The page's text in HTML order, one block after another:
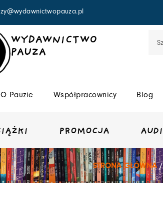
WYDAWNICTWO
PAUZA
O Pauzie Współpracownicy Blog
PROMOCJA
STRONA GŁÓWNA